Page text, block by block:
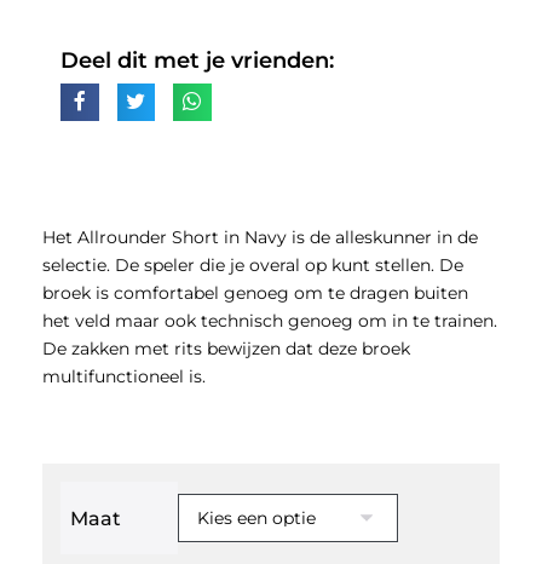
Deel dit met je vrienden:
Het Allrounder Short in Navy is de alleskunner in de
selectie. De speler die je overal op kunt stellen. De
broek is comfortabel genoeg om te dragen buiten
het veld maar ook technisch genoeg om in te trainen.
De zakken met rits bewijzen dat deze broek
multifunctioneel is.
Maat